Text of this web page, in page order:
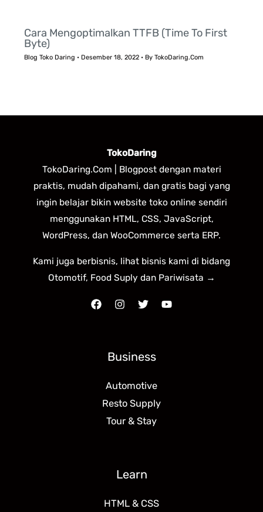
Cara Mengoptimalkan TTFB (Time To First
Byte)
Blog Toko Daring • Desember 18, 2022 • ByTokoDaring.Com
TokoDaring
TokoDaring.Com | Blogpost dengan materi
praktis, mudah dipahami, dan gratis bagi yang
ingin belajar bikin website toko online sendiri
menggunakan HTML, CSS, JavaScript,
WordPress, dan WooCommerce serta ERP.
Kami juga berbisnis, lihat bisnis kami di bidang
Otomotif, Food Suply dan Pariwisata →
Business
Automotive
Resto Supply
Tour & Stay
Learn
HTML & CSS